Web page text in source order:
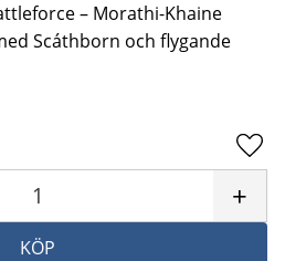
– Morathi-Khaine
Scáthborn och flygande
+
KÖP